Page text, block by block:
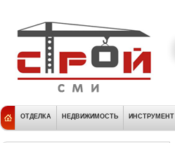
ОТДЕЛКА НЕДВИЖИМОСТЬ ИНСТРУМЕНТ